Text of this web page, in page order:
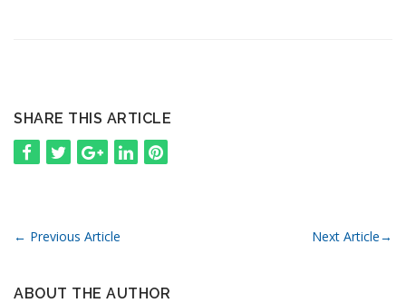
SHARE THIS ARTICLE
← Previous Article Next Article→
ABOUT THE AUTHOR